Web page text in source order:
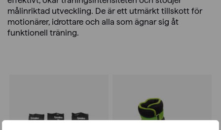
målinriktad utveckling. De är ett utmärkt tillskott för
motionärer, idrottare och alla som ägnar sig åt
funktionell träning.